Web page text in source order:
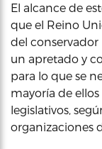
El alcance de
que el Reino
del
un apretado y
para lo que se
mayoría de
legislativos,
organizaciones